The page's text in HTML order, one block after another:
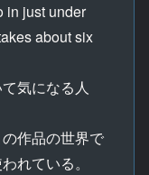
in just under
about six
気になる人
作品の世界で
れている。